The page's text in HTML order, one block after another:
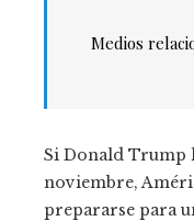
Medios
Si Donald Trump
noviembre,
prepararse para